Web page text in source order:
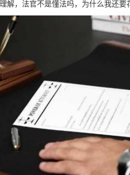
，法官不是懂法吗，为什么我还要